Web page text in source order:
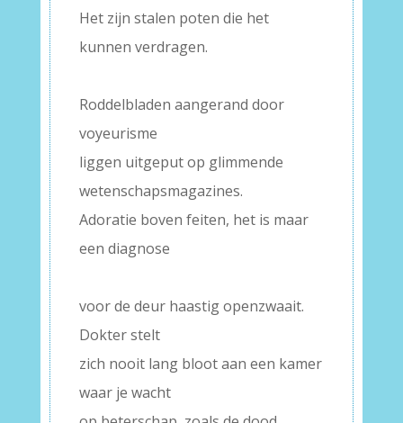
Het zijn stalen poten die het
kunnen verdragen.
Roddelbladen aangerand door
voyeurisme
liggen uitgeput op glimmende
wetenschapsmagazines.
Adoratie boven feiten, het is maar
een diagnose
voor de deur haastig openzwaait.
Dokter stelt
zich nooit lang bloot aan een kamer
waar je wacht